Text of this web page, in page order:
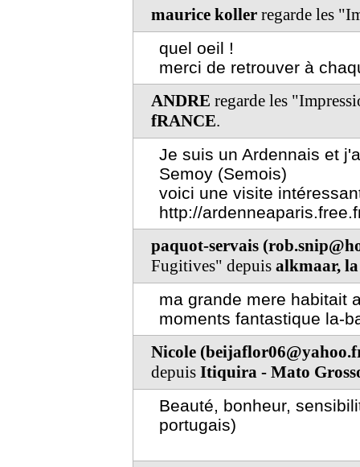
maurice koller regarde les
quel oeil !
merci de retrouver à
ANDRE regarde les
fRANCE.
Je suis un Ardennais et
Semoy (Semois)
voici une visite
http://
paquot-servais
Fugitives" depuis alkmaar,
ma grande mere habitait
moments fantastique la-
Nicole
depuis Itiquira - Mato
Beauté, bonheur,
portugais)